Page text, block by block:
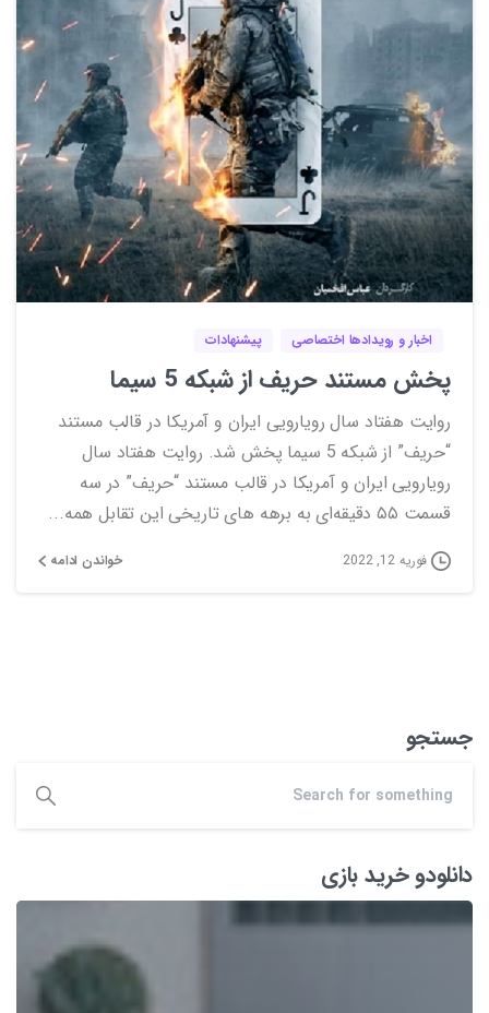
1
6
اخبار و رویدادها اختصاصی پیشنهادات
پخش مستند حریف از شبکه 5 سیما
روایت هفتاد سال رویارویی ایران و آمریکا در قالب مستند
“حریف” از شبکه 5 سیما پخش شد. روایت هفتاد سال
رویارویی ایران و آمریکا در قالب مستند “حریف” در سه
قسمت ۵۵ دقیقه‌ای به برهه ‌های تاریخی این تقابل همه...
فوریه 12, 2022 خواندن ادامه
جستجو
دانلودو خرید بازی